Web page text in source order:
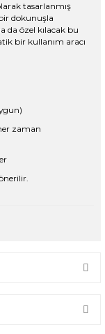
tasarlanmış
dokunuşla
da özel kılacak bu
bir kullanım aracı
zaman
doğru seçim